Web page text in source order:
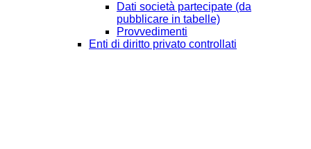
Dati società partecipate (da
pubblicare in tabelle)
Provvedimenti
Enti di diritto privato controllati